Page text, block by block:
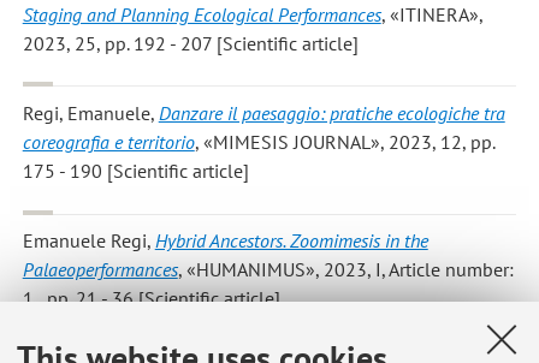
Staging and Planning Ecological Performances, «ITINERA»,
2023, 25, pp. 192 - 207 [Scientific article]
Regi, Emanuele, Danzare il paesaggio: pratiche ecologiche tra
coreografia e territorio, «MIMESIS JOURNAL», 2023, 12, pp.
175 - 190 [Scientific article]
Emanuele Regi, Hybrid Ancestors. Zoomimesis in the
Palaeoperformances, «HUMANIMUS», 2023, I, Article number:
1 , pp. 21 - 36 [Scientific article]